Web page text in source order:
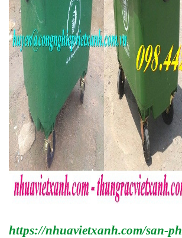
https://nhuavietxanh.com/san-